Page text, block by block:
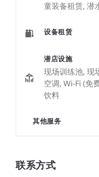
童装备租赁, 潜
设备租赁
潜店设施
现场训练池, 现
空调, Wi-Fi (免
饮料
其他服务
联系方式